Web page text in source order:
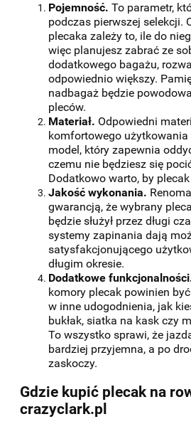
Pojemność. To parametr,
podczas pierwszej selekcji.
plecaka zależy to, ile do
więc planujesz zabrać ze
dodatkowego bagażu,
odpowiednio większy.
nadbagaż będzie
pleców.
Materiał. Odpowiedni
komfortowego użytkowania
model, który zapewnia
czemu nie będziesz się
Dodatkowo warto, by
Jakość wykonania.
gwarancją, że wybrany
będzie służył przez długi
systemy zapinania dają
satysfakcjonującego
długim okresie.
Dodatkowe
komory plecak powinien
w inne udogodnienia, jak
bukłak, siatka na kask czy
To wszystko sprawi, że
bardziej przyjemna, a po
zaskoczy.
Gdzie kupić plecak na
crazyclark.pl